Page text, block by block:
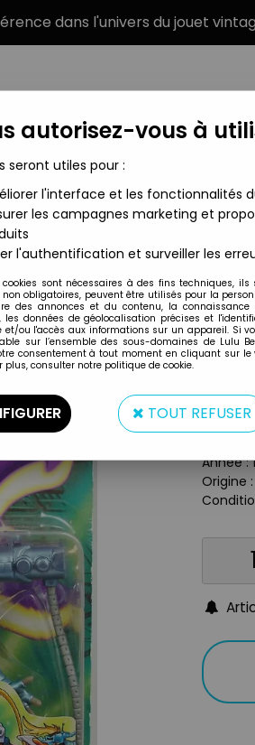
dans l'univers du jouet
MARQUES TYPE DE
Sword Duke L'Orange
Mattel
Type :
Année :
Origine :
autorisez-vous à
seront utiles pour :
l'interface et les fonctionnalités
les campagnes marketing et
l'authentification et surveiller les
cookies sont nécessaires à des fins techniques,
non obligatoires, peuvent être utilisés pour la
des annonces et du contenu, la
les données de géolocalisation précises et
et/ou l'accès aux informations sur un appareil. Si
sur l’ensemble des sous-domaines de Lulu
consentement à tout moment en cliquant sur
plus, consulter notre politique de cookie.
TOUT REFUSER